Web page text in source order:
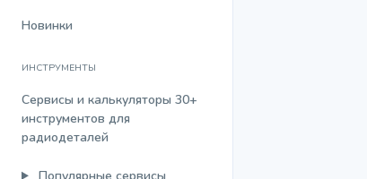
Новинки
ИНСТРУМЕНТЫ
Сервисы и калькуляторы 30+
инструментов для
радиодеталей